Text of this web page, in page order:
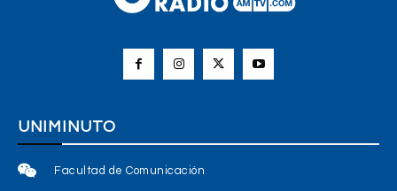
UNIMINUTO
Facultad de Comunicación